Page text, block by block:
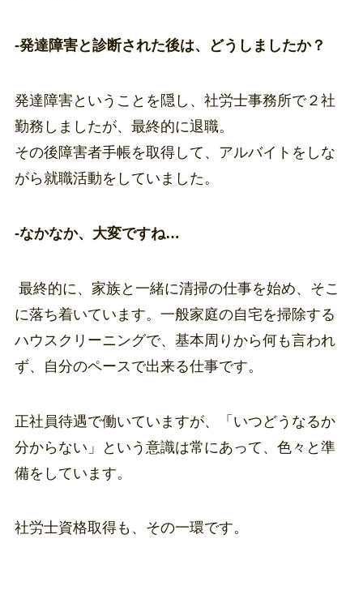
-発達障害と診断された後は、どうしましたか？
発達障害ということを隠し、社労士事務所で２社
勤務しましたが、最終的に退職。
その後障害者手帳を取得して、アルバイトをしな
がら就職活動をしていました。
-なかなか、大変ですね…
最終的に、家族と一緒に清掃の仕事を始め、そこ
に落ち着いています。一般家庭の自宅を掃除する
ハウスクリーニングで、基本周りから何も言われ
ず、自分のペースで出来る仕事です。
正社員待遇で働いていますが、「いつどうなるか
分からない」という意識は常にあって、色々と準
備をしています。
社労士資格取得も、その一環です。